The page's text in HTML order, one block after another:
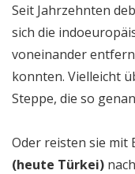
Seit Jahrzehnten
sich die
voneinander
konnten. Vielleicht
Steppe, die so
Oder reisten sie mit
(heute Türkei)